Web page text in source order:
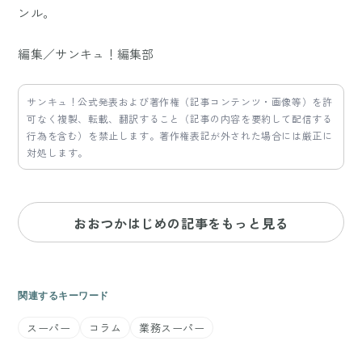
ンル。
編集／サンキュ！編集部
サンキュ！公式発表および著作権（記事コンテンツ・画像等）を許
可なく複製、転載、翻訳すること（記事の内容を要約して配信する
行為を含む）を禁止します。著作権表記が外された場合には厳正に
対処します。
おおつかはじめの記事をもっと見る
関連するキーワード
スーパー コラム 業務スーパー